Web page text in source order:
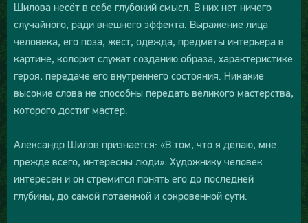
Шилова несёт в себе глубокий смысл. В них нет ничего
случайного, ради внешнего эффекта. Выражение лица
человека, его поза, жест, одежда, предметы интерьера в
картине, колорит служат созданию образа, характеристике
героя, передаче его внутреннего состояния. Никакие
высокие слова не способны передать великого мастерства,
которого достиг мастер.
Александр Шилов признается: «В том, что я делаю, мне
прежде всего, интересны люди». Художнику человек
интересен и он стремится понять его до последней
глубины, до самой потаенной и сокровенной сути.